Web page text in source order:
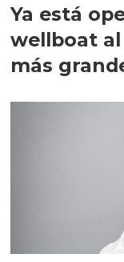
Ya está
wellboat
más